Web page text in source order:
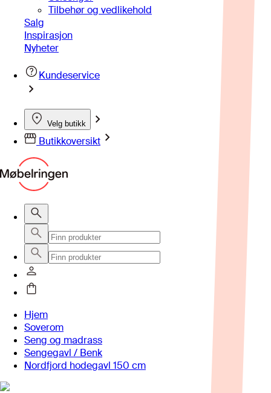
Tilbehør og vedlikehold
Salg
Inspirasjon
Nyheter
Kundeservice
Velg butikk
Butikkoversikt
Hjem
Soverom
Seng og madrass
Sengegavl / Benk
Nordfjord hodegavl 150 cm